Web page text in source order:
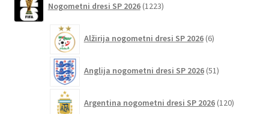
Nogometni dresi SP 2026 1223izdelkov
Alžirija nogometni dresi SP 2026 6izdelkov
Anglija nogometni dresi SP 2026 51izdelkov
Argentina nogometni dresi SP 2026 120izdelkov